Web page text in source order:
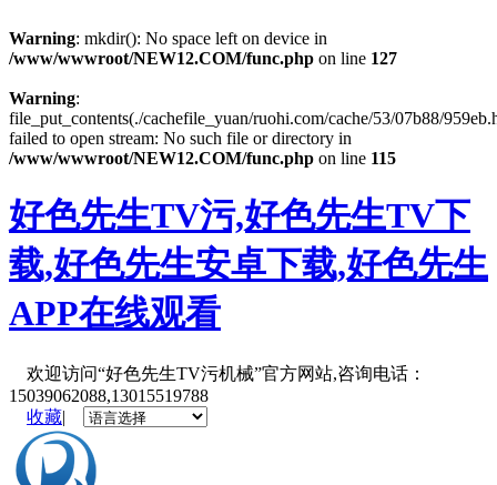
Warning: mkdir(): No space left on device in
/www/wwwroot/NEW12.COM/func.php on line 127
Warning:
file_put_contents(./cachefile_yuan/ruohi.com/cache/53/07b88/
failed to open stream: No such file or directory in
/www/wwwroot/NEW12.COM/func.php on line 115
好色先生TV污,好色先生TV下
载,好色先生安卓下载,好色先生
APP在线观看
欢迎访问“好色先生TV污机械”官方网站,咨询电话：
15039062088,13015519788
收藏|